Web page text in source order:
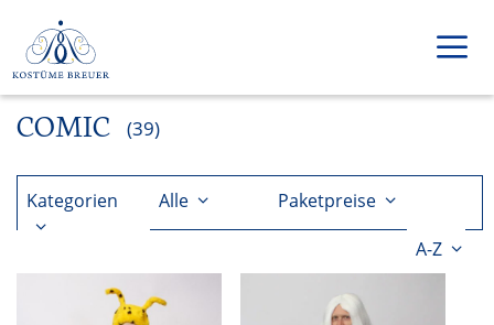
Inhalt
springen
COMIC (39)
Kategorien Alle
Paketpreise
A-Z